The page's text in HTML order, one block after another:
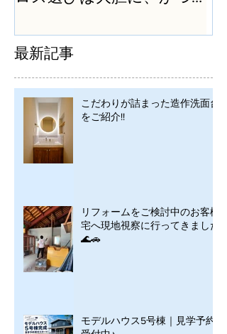
最新記事
こだわりが詰まった造作洗面台
をご紹介!!
リフォームをご検討中のお客様
宅へ現地視察に行ってきました
🌊🚗
モデルハウス5号棟｜見学予約